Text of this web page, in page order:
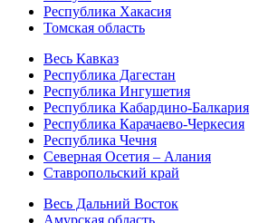
Республика Хакасия
Томская область
Весь Кавказ
Республика Дагестан
Республика Ингушетия
Республика Кабардино-Балкария
Республика Карачаево-Черкесия
Республика Чечня
Северная Осетия – Алания
Ставропольский край
Весь Дальний Восток
Амурская область